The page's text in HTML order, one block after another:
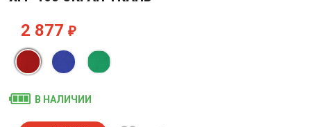
2 877 ₽
В НАЛИЧИИ